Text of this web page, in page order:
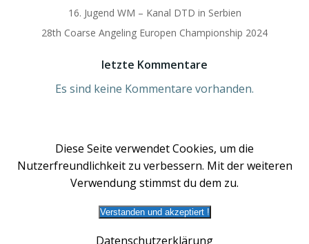
16. Jugend WM – Kanal DTD in Serbien
28th Coarse Angeling Europen Championship 2024
letzte Kommentare
Es sind keine Kommentare vorhanden.
© 2026 DSAV | Deutscher Süßwasseranglerverband
e.V.. Created for free using WordPress and
Diese Seite verwendet Cookies, um die
Nutzerfreundlichkeit zu verbessern. Mit der weiteren
Verwendung stimmst du dem zu.
Verstanden und akzeptiert !
Datenschutzerklärung